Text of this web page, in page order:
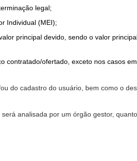
legal;
Individual (MEI);
principal devido, sendo o valor
contratado/ofertado, exceto nos casos
do cadastro do usuário, bem como o
analisada por um órgão gestor,